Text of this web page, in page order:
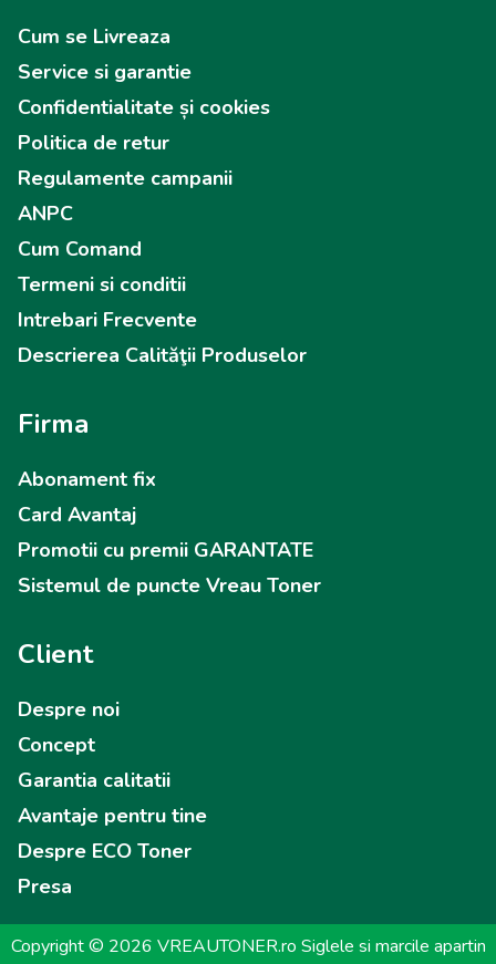
Cum se Livreaza
Service si garantie
Confidentialitate și cookies
Politica de retur
Regulamente campanii
ANPC
Cum Comand
Termeni si conditii
Intrebari Frecvente
Descrierea Calităţii Produselor
Firma
Abonament fix
Card Avantaj
Promotii cu premii GARANTATE
Sistemul de puncte Vreau Toner
Client
Despre noi
Concept
Garantia calitatii
Avantaje pentru tine
Despre ECO Toner
Presa
Copyright © 2026 VREAUTONER.ro Siglele si marcile apartin